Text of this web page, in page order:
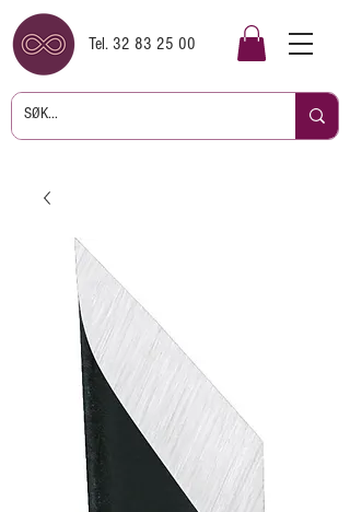
Tel. 32 83 25 00